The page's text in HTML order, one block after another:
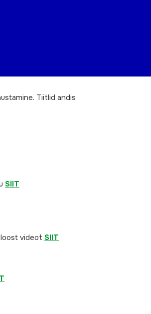
Tiitlid andis
SIIT
videot SIIT